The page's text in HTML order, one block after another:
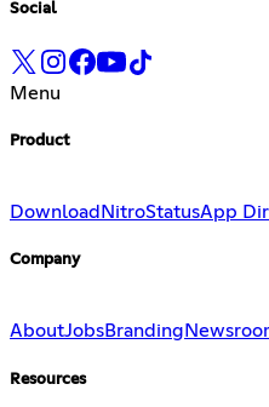
Social
Menu
Product
Download NitroStatusApp
Company
AboutJobsBranding
Resources